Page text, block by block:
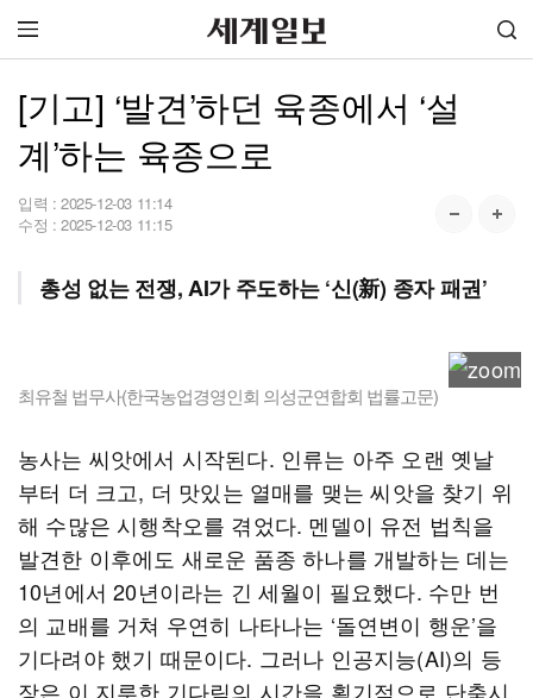
[기고] ‘발견’하던 육종에서 ‘설
계’하는 육종으로
입력 : 2025-12-03 11:14
수정 : 2025-12-03 11:15
총성 없는 전쟁, AI가 주도하는 ‘신(新) 종자 패권’
최유철 법무사(한국농업경영인회 의성군연합회 법률고문)
농사는 씨앗에서 시작된다. 인류는 아주 오랜 옛날
부터 더 크고, 더 맛있는 열매를 맺는 씨앗을 찾기 위
해 수많은 시행착오를 겪었다. 멘델이 유전 법칙을
발견한 이후에도 새로운 품종 하나를 개발하는 데는
10년에서 20년이라는 긴 세월이 필요했다. 수만 번
의 교배를 거쳐 우연히 나타나는 ‘돌연변이 행운’을
기다려야 했기 때문이다. 그러나 인공지능(AI)의 등
장은 이 지루한 기다림의 시간을 획기적으로 단축시